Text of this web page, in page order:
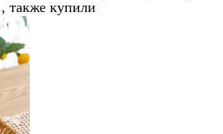
также купили